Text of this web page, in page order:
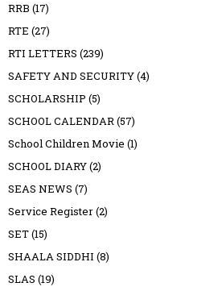
RRB (17)
RTE (27)
RTI LETTERS (239)
SAFETY AND SECURITY(4)
SCHOLARSHIP (5)
SCHOOL CALENDAR(57)
School Children Movie (1)
SCHOOL DIARY(2)
SEAS NEWS (7)
Service Register(2)
SET(15)
SHAALA SIDDHI (8)
SLAS (19)